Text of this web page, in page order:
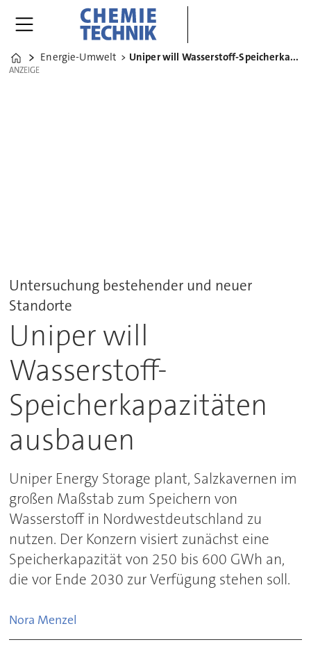
Home
Energie-Umwelt Uniper will Wasserstoff-Speicherkapazitäten ausbauen
ANZEIGE
ANZEIGE
Untersuchung bestehender und neuer
Standorte
Uniper will
Wasserstoff-
Speicherkapazitäten
ausbauen
Uniper Energy Storage plant, Salzkavernen im
großen Maßstab zum Speichern von
Wasserstoff in Nordwestdeutschland zu
nutzen. Der Konzern visiert zunächst eine
Speicherkapazität von 250 bis 600 GWh an,
die vor Ende 2030 zur Verfügung stehen soll.
Nora Menzel